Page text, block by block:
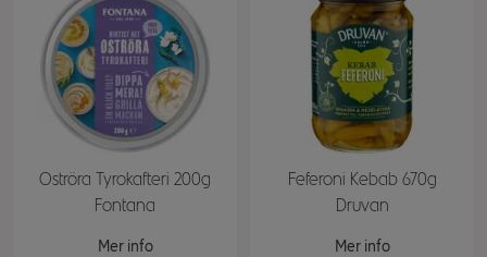
Oströra Tyrokafteri 200g
Fontana
Mer info
Feferoni Kebab 670g
Druvan
Mer info